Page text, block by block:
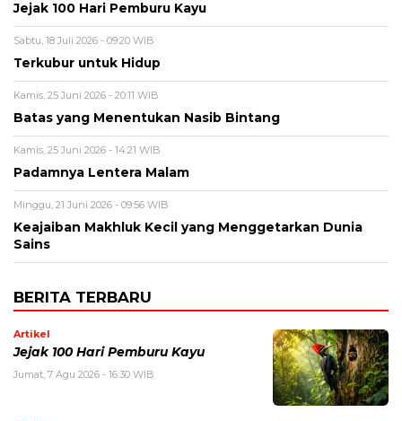
Jejak 100 Hari Pemburu Kayu
Sabtu, 18 Juli 2026 - 09:20 WIB
Terkubur untuk Hidup
Kamis, 25 Juni 2026 - 20:11 WIB
Batas yang Menentukan Nasib Bintang
Kamis, 25 Juni 2026 - 14:21 WIB
Padamnya Lentera Malam
Minggu, 21 Juni 2026 - 09:56 WIB
Keajaiban Makhluk Kecil yang Menggetarkan Dunia
Sains
BERITA TERBARU
Artikel
Jejak 100 Hari Pemburu Kayu
Jumat, 7 Agu 2026 - 16:30 WIB